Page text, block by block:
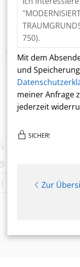
Mit dem
und
meiner Anfrage
jederzeit
SICHER!
Zur